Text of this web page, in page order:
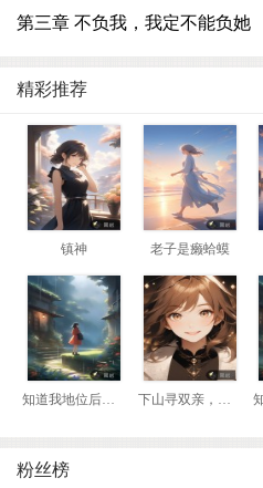
第三章 不负我，我定不能负她
精彩推荐
镇神 老子是癞蛤蟆
知道我地位后，前妻悔哭了 下山寻双亲，我靠相术断生死！
粉丝榜